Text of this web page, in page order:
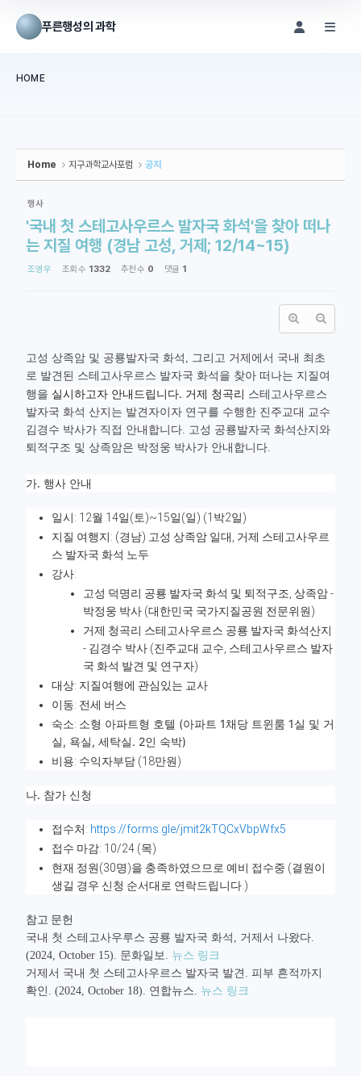
푸른행성의 과학
HOME
Home 지구과학교사포럼 공지
행사
'국내 첫 스테고사우르스 발자국 화석'을 찾아 떠나
는 지질 여행 (경남 고성, 거제; 12/14~15)
조영우 조회 수 1332 추천 수 0 댓글 1
고성 상족암 및 공룡발자국 화석, 그리고 거제에서 국내 최초
로 발견된 스테고사우르스 발자국 화석을 찾아 떠나는 지질여
행을 실시하고자 안내드립니다. 거제 청곡리 스테고사우르스
발자국 화석 산지는 발견자이자 연구를 수행한 진주교대 교수
김경수 박사가 직접 안내합니다. 고성 공룡발자국 화석산지와
퇴적구조 및 상족암은 박정웅 박사가 안내합니다.
가. 행사 안내
일시: 12월 14일(토)~15일(일) (1박2일)
지질 여행지: (경남) 고성 상족암 일대, 거제 스테고사우르
스 발자국 화석 노두
강사:
고성 덕명리 공룡 발자국 화석 및 퇴적구조, 상족암 -
박정웅 박사 (대한민국 국가지질공원 전문위원)
거제 청곡리 스테고사우르스 공룡 발자국 화석산지
- 김경수 박사 (진주교대 교수, 스테고사우르스 발자
국 화석 발견 및 연구자)
대상: 지질여행에 관심있는 교사
이동: 전세 버스
숙소: 소형 아파트형 호텔 (아파트 1채당 트윈룸 1실 및 거
실, 욕실, 세탁실. 2인 숙박)
비용: 수익자부담 (18만원)
나. 참가 신청
접수처: https://forms.gle/jmit2kTQCxVbpWfx5
접수 마감: 10/24 (목)
현재 정원(30명)을 충족하였으므로 예비 접수중 (결원이
생길 경우 신청 순서대로 연락드립니다.)
참고 문헌
국내 첫 스테고사우루스 공룡 발자국 화석, 거제서 나왔다.
(2024, October 15). 문화일보. 뉴스 링크
거제서 국내 첫 스테고사우르스 발자국 발견. 피부 흔적까지
확인. (2024, October 18). 연합뉴스. 뉴스 링크